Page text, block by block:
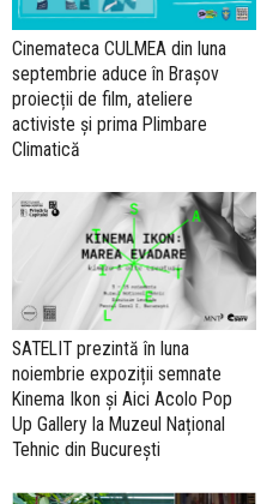
Cinemateca CULMEA din luna
septembrie aduce în Brașov
proiecții de film, ateliere
activiste și prima Plimbare
Climatică
SATELIT prezintă în luna
noiembrie expoziții semnate
Kinema Ikon și Aici Acolo Pop
Up Gallery la Muzeul Național
Tehnic din București